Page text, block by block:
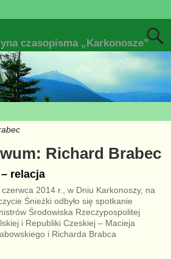
czasopisma „Karkonosze”
Richard Brabec
relacja
2014 r., w Dniu Karkonoszy, na
Śnieżki odbyło się spotkanie
Środowiska Rzeczypospolitej
i Republiki Czeskiej – Macieja
i Richarda Brabca